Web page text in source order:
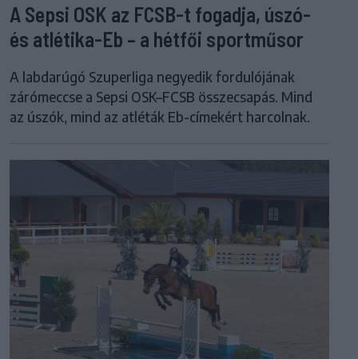
A Sepsi OSK az FCSB-t fogadja, úszó-
és atlétika-Eb – a hétfői sportműsor
A labdarúgó Szuperliga negyedik fordulójának
zárómeccse a Sepsi OSK–FCSB összecsapás. Mind
az úszók, mind az atléták Eb-címekért harcolnak.